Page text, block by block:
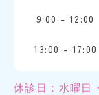
9:00 - 12:00
13:00 - 17:00
休診日：水曜日